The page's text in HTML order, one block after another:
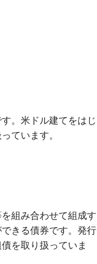
。米ドル建てをはじ
ています。
組み合わせて組成す
きる債券です。発行
を取り扱っていま